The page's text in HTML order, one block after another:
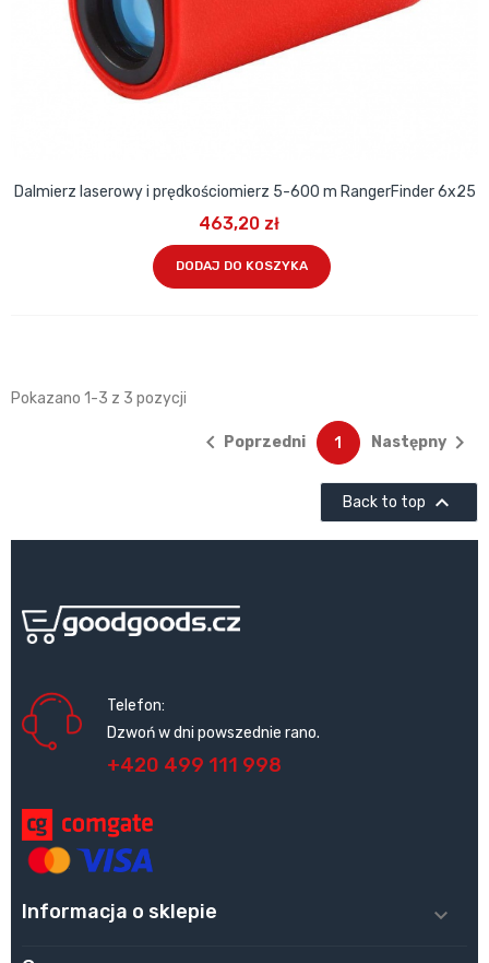
Dalmierz laserowy i prędkościomierz 5-600 m RangerFinder 6x25
463,20 zł
DODAJ DO KOSZYKA
Pokazano 1-3 z 3 pozycji
 Poprzedni 1 Następny 
Back to top 
Telefon:
Dzwoń w dni powszednie rano.
+420 499 111 998
Informacja o sklepie 